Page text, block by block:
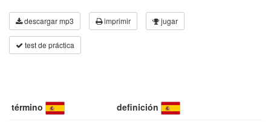
descargar mp3 imprimir jugar
test de práctica
término definición